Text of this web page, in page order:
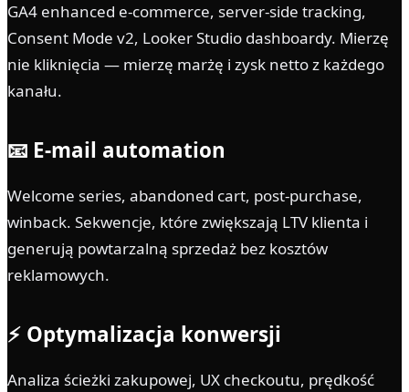
GA4 enhanced e-commerce, server-side tracking,
Consent Mode v2, Looker Studio dashboardy. Mierzę
nie kliknięcia — mierzę marżę i zysk netto z każdego
kanału.
📧 E-mail automation
Welcome series, abandoned cart, post-purchase,
winback. Sekwencje, które zwiększają LTV klienta i
generują powtarzalną sprzedaż bez kosztów
reklamowych.
⚡ Optymalizacja konwersji
Analiza ścieżki zakupowej, UX checkoutu, prędkość